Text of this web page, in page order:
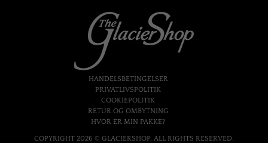
HANDELSBETINGELSER
PRIVATLIVSPOLITIK
COOKIEPOLITIK
RETUR OG OMBYTNING
HVOR ER MIN PAKKE?
COPYRIGHT 2026 © GLACIERSHOP. ALL RIGHTS RESERVED.